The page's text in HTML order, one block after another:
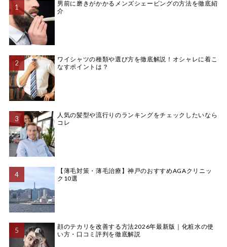
男前に磨きがかかるメンズシェービングの方法を徹底紹
介
ワイシャツの種類や選び方を徹底解説！オシャレに着こ
なすポイントは？
人気の髪型や流行りのランキングをチェックしたいなら
コレ
【薄毛対策・薄毛治療】神戸のおすすめAGAクリニッ
ク10選
顔のテカリを改善する方法2026年最新版｜化粧水の使
い方・口コミ評判を徹底解説